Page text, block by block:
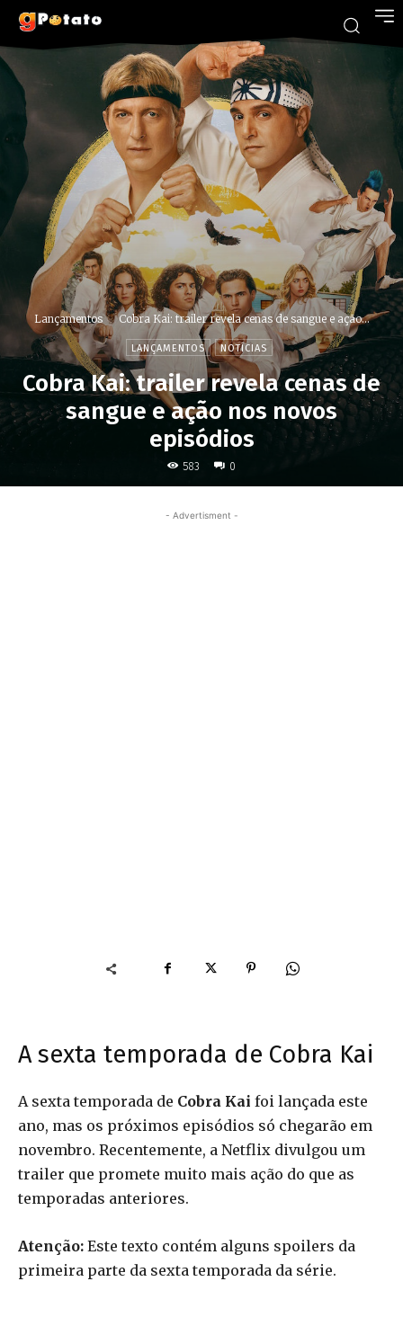
Lançamentos Cobra Kai: trailer revela cenas de sangue e ação...
LANÇAMENTOS NOTÍCIAS
Cobra Kai: trailer revela cenas de
sangue e ação nos novos
episódios
583 0
- Advertisment -
A sexta temporada de Cobra Kai
A sexta temporada de Cobra Kai foi lançada este
ano, mas os próximos episódios só chegarão em
novembro. Recentemente, a Netflix divulgou um
trailer que promete muito mais ação do que as
temporadas anteriores.
Atenção: Este texto contém alguns spoilers da
primeira parte da sexta temporada da série.